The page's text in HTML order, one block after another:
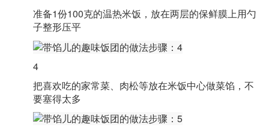
准备1份100克的温热米饭，放在两层的保鲜膜上用勺
子整形压平
4
把喜欢吃的家常菜、肉松等放在米饭中心做菜馅，不
要塞得太多